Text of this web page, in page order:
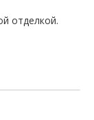
отделкой.